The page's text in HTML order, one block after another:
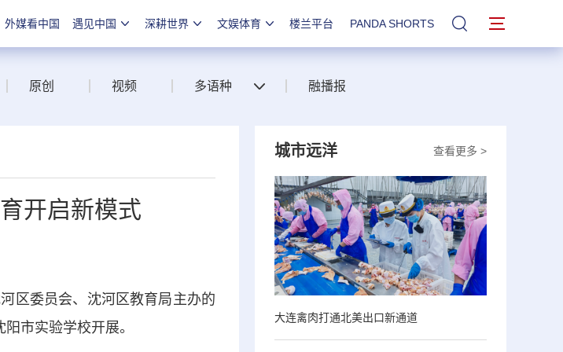
外媒看中国 遇见中国 深耕世界 文娱体育 楼兰平台 PANDA SHORTS 站内搜索
原创 视频 多语种 融播报
开启新模式
区委员会、沈河区教育局主办的
市实验学校开展。
查看更多 >
城市远洋
大连禽肉打通北美出口新通道